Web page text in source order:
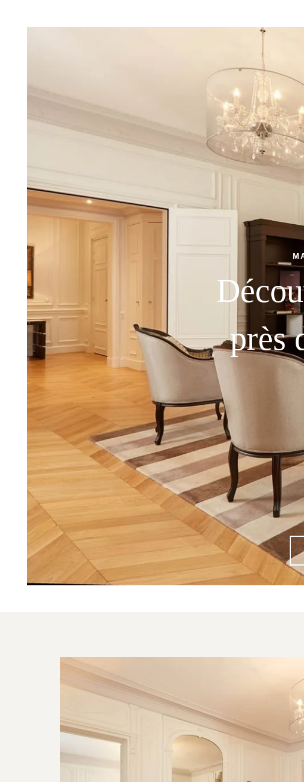
près